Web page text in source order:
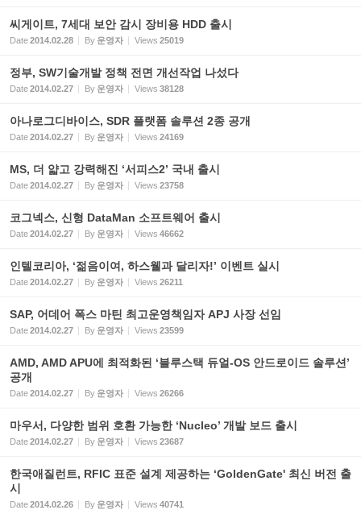
씨게이트, 7세대 보안 감시 장비용 HDD 출시
Date2014.02.28 By 운영자 Views 25019
정부, SW기술개발 정책 전면 개선작업 나섰다
Date2014.02.27 By 운영자 Views 38128
아나로그디바이스, SDR 플랫폼 솔루션 2종 공개
Date2014.02.27 By 운영자 Views 24169
MS, 더 얇고 강력해진 ‘서피스2’ 국내 출시
Date2014.02.27 By 운영자 Views 23758
코그넥스, 신형 DataMan 소프트웨어 출시
Date2014.02.27 By 운영자 Views 46662
인텔코리아, ‘젊음이여, 하스웰과 달리자!’ 이벤트 실시
Date2014.02.27 By 운영자 Views 26211
SAP, 어데어 폭스 마틴 최고운영책임자 APJ 사장 선임
Date2014.02.27 By 운영자 Views 23599
AMD, AMD APU에 최적화된 ‘블루스택 듀얼-OS 안드로이드 솔루션’
공개
Date2014.02.27 By 운영자 Views 26266
마우서, 다양한 범위 호환 가능한 ‘Nucleo’ 개발 보드 출시
Date2014.02.27 By 운영자 Views 23687
한국애질런트, RFIC 표준 설계 제공하는 ‘GoldenGate' 최신 버전 출
시
Date2014.02.26 By 운영자 Views 40741